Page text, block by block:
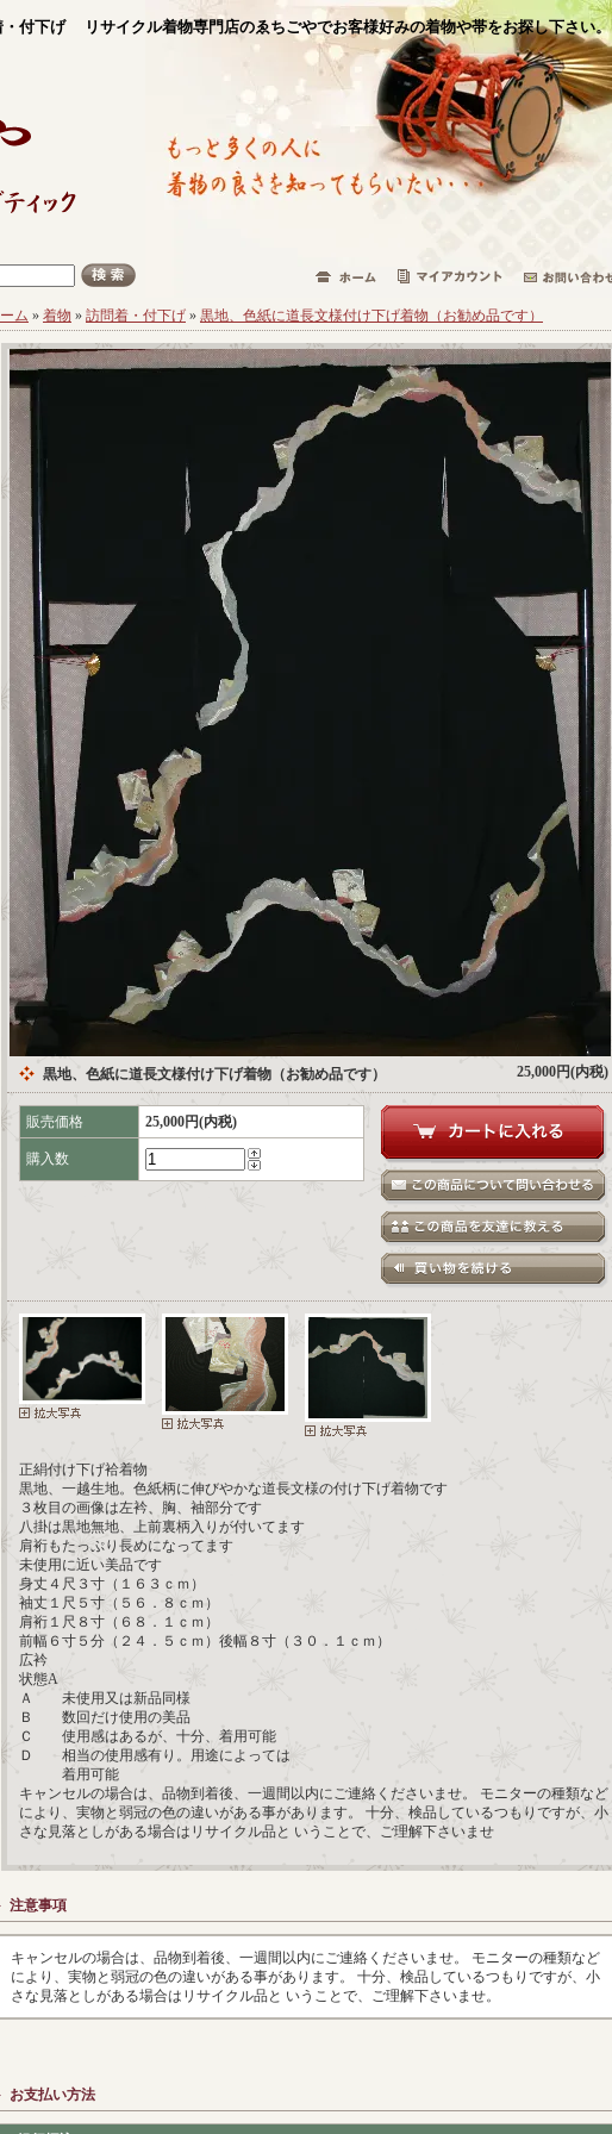
・付下げ リサイクル着物専門店のゑちごやでお客様好みの着物や帯をお探し下さい。
ム » 着物 » 訪問着・付下げ » 黒地、色紙に道長文様付け下げ着物（お勧め品です）
黒地、色紙に道長文様付け下げ着物（お勧め品です） 25,000円(内税)
販売価格 25,000円(内税)
購入数
正絹付け下げ袷着物
黒地、一越生地。色紙柄に伸びやかな道長文様の付け下げ着物です
３枚目の画像は左衿、胸、袖部分です
八掛は黒地無地、上前裏柄入りが付いてます
肩裄もたっぷり長めになってます
未使用に近い美品です
身丈４尺３寸（１６３ｃｍ）
袖丈１尺５寸（５６．８ｃｍ）
肩裄１尺８寸（６８．１ｃｍ）
前幅６寸５分（２４．５ｃｍ）後幅８寸（３０．１ｃｍ）
広衿
状態A
Ａ 未使用又は新品同様
Ｂ 数回だけ使用の美品
Ｃ 使用感はあるが、十分、着用可能
Ｄ 相当の使用感有り。用途によっては
着用可能
キャンセルの場合は、品物到着後、一週間以内にご連絡くださいませ。 モニターの種類など
により、実物と弱冠の色の違いがある事があります。 十分、検品しているつもりですが、小
さな見落としがある場合はリサイクル品と いうことで、ご理解下さいませ
注意事項
キャンセルの場合は、品物到着後、一週間以内にご連絡くださいませ。 モニターの種類など
により、実物と弱冠の色の違いがある事があります。 十分、検品しているつもりですが、小
さな見落としがある場合はリサイクル品と いうことで、ご理解下さいませ。
お支払い方法